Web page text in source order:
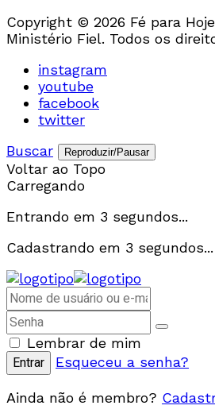
Copyright © 2026 Fé para
Ministério Fiel. Todos os
instagram
youtube
facebook
twitter
Buscar
Reproduzir/Pausar
Voltar ao Topo
Carregando
Entrando em 3 segundos...
Cadastrando em 3 segundos...
Lembrar de mim
Esqueceu a senha?
Ainda não é membro?